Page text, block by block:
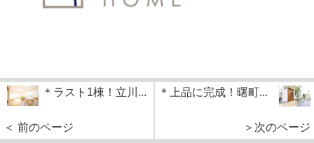
＊ラスト1棟！立川...
＜ 前のページ
＊上品に完成！曙町...
＞次のページ